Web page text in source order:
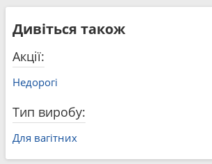
Дивіться також
Акції:
Недорогі
Тип виробу:
Для вагітних